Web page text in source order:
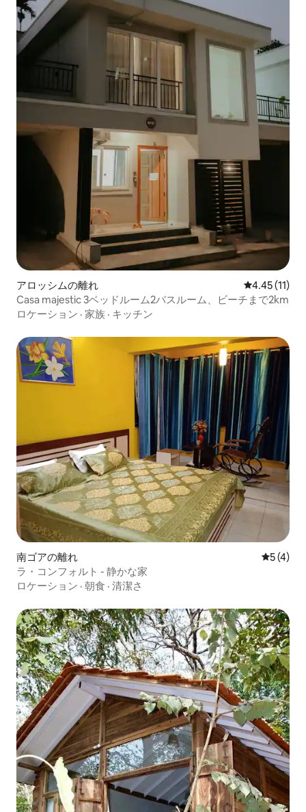
アロッシムの離れ レビュー11
4.45 (11)
Casa majestic 3ベッドルーム2バスルーム、ビーチまで2km
ロケーション · 家族 · キッチン
南ゴアの離れ レビュー
5 (4)
ラ・コンフォルト - 静かな家
ロケーション · 朝食 · 清潔さ